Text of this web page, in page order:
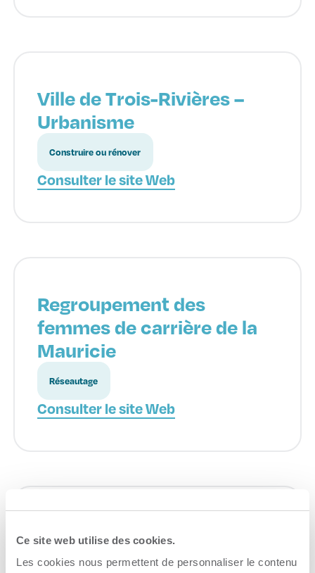
Ce site web utilise des cookies.
Les cookies nous permettent de personnaliser le contenu
Ville de Trois-Rivières –
Urbanisme
Construire ou rénover
Consulter le site Web
Regroupement des
femmes de carrière de la
Mauricie
Réseautage
Consulter le site Web
BDC – Banque de
développement du Canada